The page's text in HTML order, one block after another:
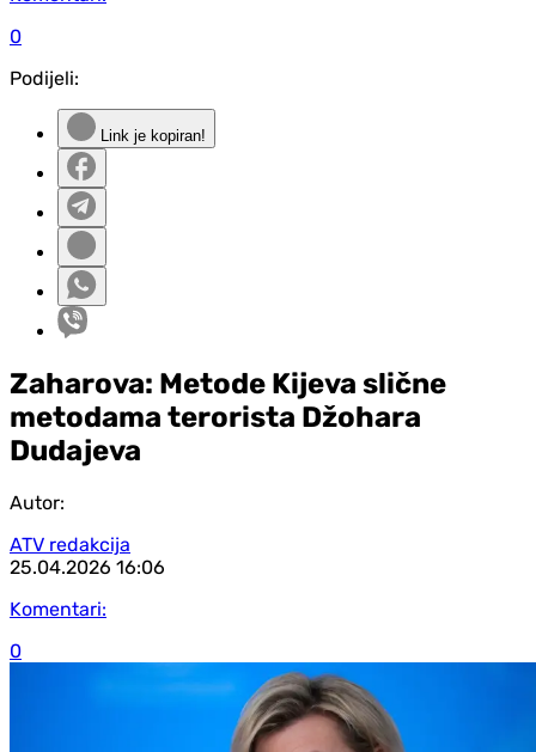
0
Podijeli:
Link je kopiran!
Zaharova: Metode Kijeva slične
metodama terorista Džohara
Dudajeva
Autor:
ATV redakcija
25.04.2026 16:06
Komentari:
0